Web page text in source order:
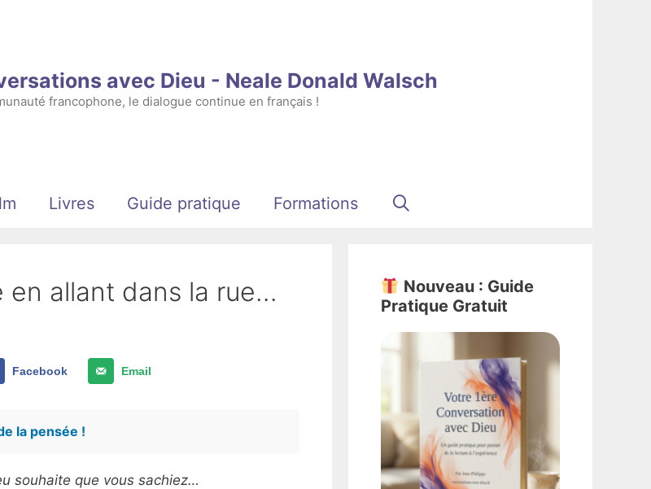
avec Dieu - Neale Donald Walsch
francophone, le dialogue continue en français !
Livres Guide pratique Formations
en allant dans la rue…
Facebook Email
la pensée !
souhaite que vous sachiez…
Nouveau : Guide
Pratique Gratuit